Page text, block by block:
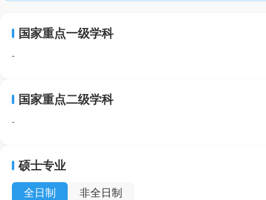
国家重点一级学科
-
国家重点二级学科
-
硕士专业
全日制 非全日制